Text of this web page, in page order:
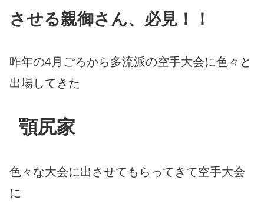
させる親御さん、必見！！
昨年の4月ごろから多流派の空手大会に色々と
出場してきた
顎尻家
色々な大会に出させてもらってきて空手大会
に